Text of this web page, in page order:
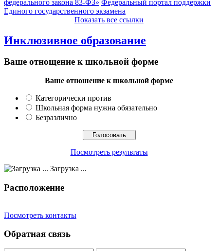
федерального закона 83-ФЗ» Федеральный портал поддержки
Единого государственного экзамена
Показать все ссылки
Инклюзивное образование
Ваше отнощение к школьной форме
Ваше отношение к школьной форме
Категорически против
Школьная форма нужна обязательно
Безразлично
Посмотреть результаты
Загрузка ...
Расположение
Посмотреть контакты
Обратная связь